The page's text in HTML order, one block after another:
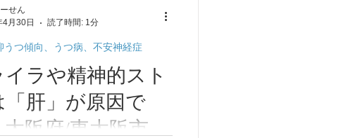
睡眠障害、不眠症
耳鳴り、難聴
イラや精神的スト
「肝」が原因で
阪府/東大阪市/
うつ傾向、うつ病、不安神経症
せん
月30日
読了時間: 1分